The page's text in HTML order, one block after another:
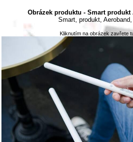
Obrázek produktu - Smart produkt
Smart, produkt,
Kliknutím na obrázek zavřete